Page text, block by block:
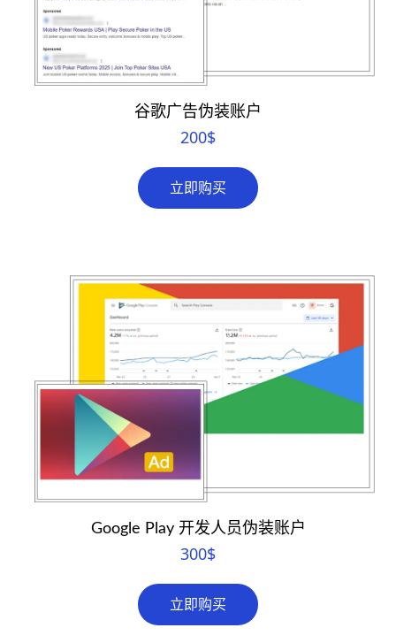
谷歌广告伪装账户
200$
立即购买
Google Play 开发人员伪装账户
300$
立即购买